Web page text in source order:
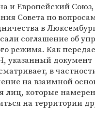
и Европейский
Совета по
в
соглашение об
режима. Как
указанный документ
в
на взаимной
лиц, которые
на территории